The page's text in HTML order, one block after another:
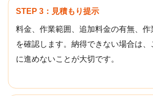
STEP 3：見積もり提示
料金、作業範囲、追加料金の有無、作
を確認します。納得できない場合は
に進めないことが大切です。